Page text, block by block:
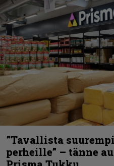
”Tavallista
perheille” – tänne